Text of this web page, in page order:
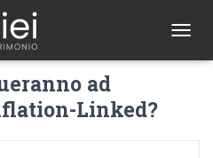
O
N
ad
Linked?